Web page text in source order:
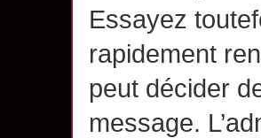
Essayez
rapidement
peut décider
message.